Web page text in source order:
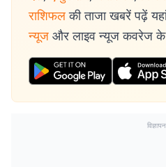
राशिफल की ताजा खबरें पढ़ें
न्यूज और लाइव न्यूज कवरेज के
विज्ञापन